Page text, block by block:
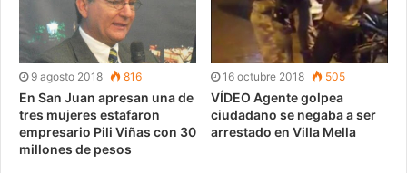
9 agosto 2018 816
En San Juan apresan una de
tres mujeres estafaron
empresario Pili Viñas con 30
millones de pesos
16 octubre 2018 505
VÍDEO Agente golpea
ciudadano se negaba a ser
arrestado en Villa Mella